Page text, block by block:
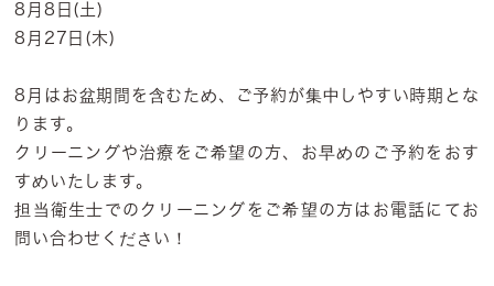
8月8日(土)
8月27日(木)
8月はお盆期間を含むため、ご予約が集中しやすい時期とな
ります。
クリーニングや治療をご希望の方、お早めのご予約をおす
すめいたします。
担当衛生士でのクリーニングをご希望の方はお電話にてお
問い合わせください！